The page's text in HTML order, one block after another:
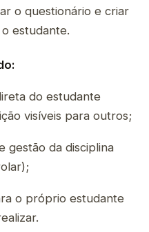
o questionário e criar
estudante.
do estudante
visíveis para outros;
gestão da disciplina
o próprio estudante